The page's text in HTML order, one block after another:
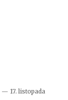
— 17. listopada